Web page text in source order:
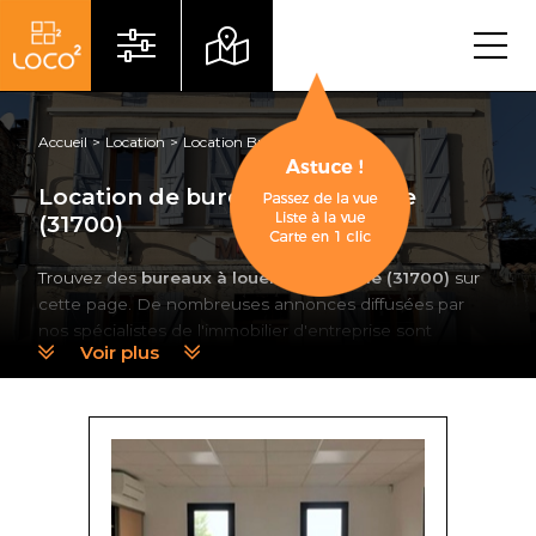
Menu
Accueil Location Location Bureau Beauzelle
Location de bureau à Beauzelle
(31700)
Trouvez desbureaux à louer à Beauzelle (31700)sur
cette page. De nombreuses annonces diffusées par
nos spécialistes de l'immobilier d'entreprise sont
disponibles. Beauzelle est située au nord-ouest de
Toulouse, sur la rive gauche de la Garonne. Utilisez la
correspondant à votre périmètre de recherche.
Louer des bureaux à Beauzelle (31700)
avec LOCO²
Voir plus